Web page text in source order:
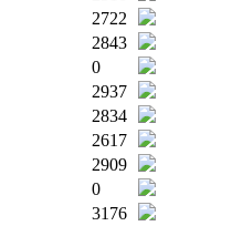
2722
2843
0
2937
2834
2617
2909
0
3176